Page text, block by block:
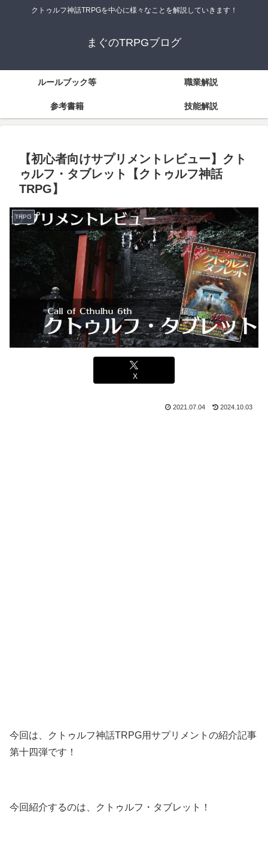
クトゥルフ神話TRPGを中心に様々なことを解説していきます！
まぐのTRPGブログ
ルールブック等 職業解説
参考書籍 技能解説
【初心者向けサプリメントレビュー】クト
ゥルフ・タブレット【クトゥルフ神話
TRPG】
TRPG
X
2021.07.04 2024.10.03
今回は、クトゥルフ神話TRPG用サプリメントの紹介記事
第十四弾です！
今回紹介するのは、クトゥルフ・タブレット！